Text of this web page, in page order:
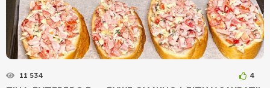
11 534 4